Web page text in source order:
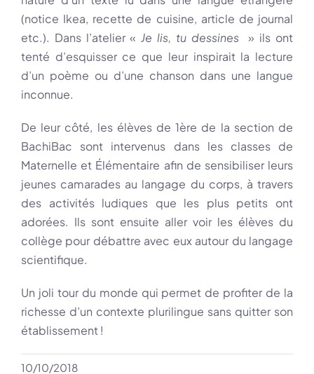
(notice Ikea, recette de cuisine, article de journal
etc.). Dans l’atelier «Je lis, tu dessines» ils ont
tenté d’esquisser ce que leur inspirait la lecture
d’un poème ou d’une chanson dans une langue
inconnue.
De leur côté, les élèves de 1ère de la section de
BachiBac sont intervenus dans les classes de
Maternelle et Élémentaire afin de sensibiliser leurs
jeunes camarades au langage du corps, à travers
des activités ludiques que les plus petits ont
adorées. Ils sont ensuite aller voir les élèves du
collège pour débattre avec eux autour du langage
scientifique.
Un joli tour du monde qui permet de profiter de la
richesse d’un contexte plurilingue sans quitter son
établissement !
10/10/2018